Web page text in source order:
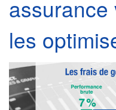
assurance
les